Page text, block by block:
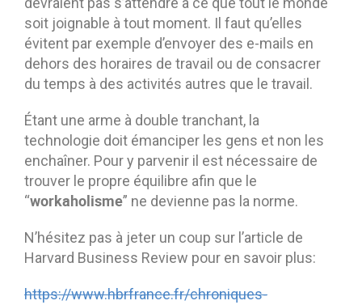
soit joignable à tout moment. Il faut qu’elles
évitent par exemple d’envoyer des e-mails en
dehors des horaires de travail ou de consacrer
du temps à des activités autres que le travail.
Étant une arme à double tranchant, la
technologie doit émanciper les gens et non les
enchaîner. Pour y parvenir il est nécessaire de
trouver le propre équilibre afin que le
“workaholisme” ne devienne pas la norme.
N’hésitez pas à jeter un coup sur l’article de
Harvard Business Review pour en savoir plus:
https://www.hbrfrance.fr/chroniques-